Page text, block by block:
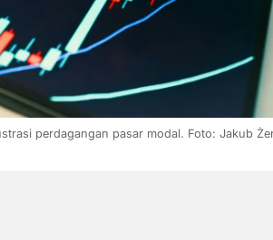
perdagangan pasar modal. Foto: Jakub